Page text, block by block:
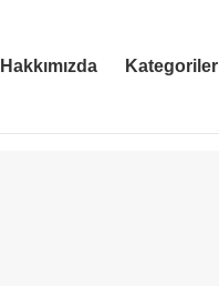
Hakkımızda Kategoriler